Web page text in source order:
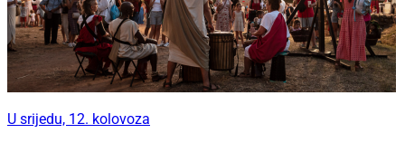
U srijedu, 12. kolovoza